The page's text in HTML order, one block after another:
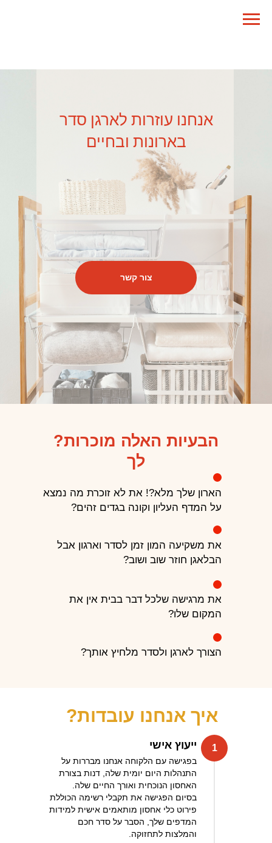
אנחנו עוזרות לארגן סדר
בארונות ובחיים
צור קשר
?הבעיות האלה מוכרות
לך
את משקיעה המון זמן לסדר וארגון אבל
הבלאגן חוזר שוב ושוב?
את מרגישה שלכל דבר בבית אין את
המקום שלו?
הצורך לארגן ולסדר מלחיץ אותך?
הארון שלך מלא?! את לא זוכרת מה נמצא
על המדף העליון וקונה בגדים זהים?
בפגישה עם הלקוחה אנחנו מבררות על
התנהלות היום יומית שלה, דנות בצורת
האחסון הנוכחית ואורך החיים שלה.
בסיום הפגישה את תקבלי רשימה הכוללת
פירוט כלי אחסון מותאמים אישית למידות
המדפים שלך, הסבר על סדר חכם
והמלצות לתחזוקה.
ייעוץ אישי
?‏איך אנחנו עובדות
1